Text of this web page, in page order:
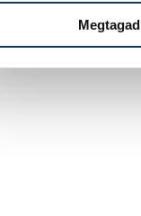
Megtagad